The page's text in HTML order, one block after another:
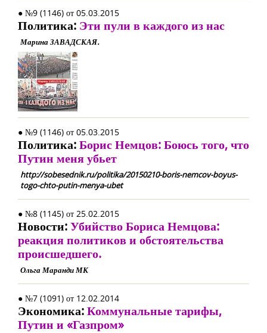
● №9 (1146) от 05.03.2015
Политика: Эти пули в каждого из нас
Марина ЗАВАДСКАЯ.
● №9 (1146) от 05.03.2015
Политика:Борис Немцов: Боюсь того, что
Путин меня убьет
http://sobesednik.ru/politika/20150210-boris-nemcov-boyus-
togo-chto-putin-menya-ubet
● №8 (1145) от 25.02.2015
Новости:Убийство Бориса Немцова:
реакция политиков и обстоятельства
происшедшего.
Ольга Маранди МК
● №7 (1091) от 12.02.2014
Экономика:Коммунальные тарифы,
Путин и «Газпром»